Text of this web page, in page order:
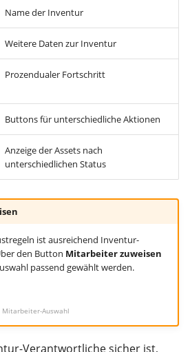
Name der Inventur
Weitere Daten zur Inventur
Prozendualer Fortschritt
Buttons für unterschiedliche Aktionen
Anzeige der Assets nach
unterschiedlichen Status
ist ausreichend Inventur-
den Button Mitarbeiter zuweisen
passend gewählt werden.
Mitarbeiter-Auswahl
Verantwortliche sicher ist,